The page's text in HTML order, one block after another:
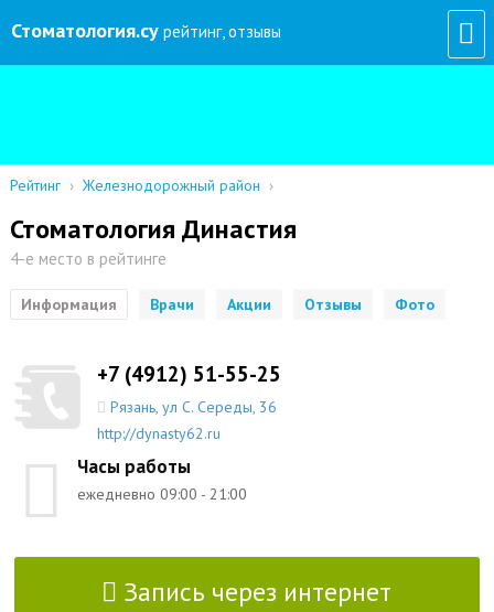
Стоматология.су рейтинг, отзывы
Рейтинг › Железнодорожный район ›
Стоматология Династия
4-е место в рейтинге
Информация Врачи Акции Отзывы Фото
+7 (4912) 51-55-25
Рязань,ул С. Середы, 36
http://dynasty62.ru
Часы работы
ежедневно 09:00 - 21:00
Запись через интернет